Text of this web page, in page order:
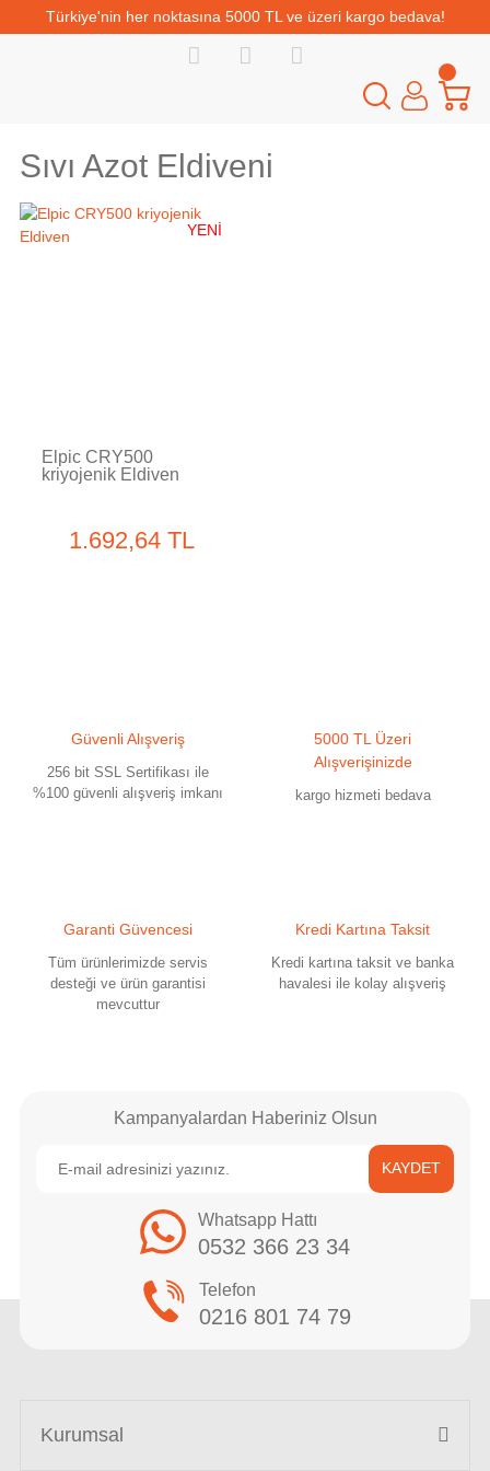
Türkiye'nin her noktasına 5000 TL ve üzeri kargo bedava!
Sıvı Azot Eldiveni
YENİ
Elpic CRY500
kriyojenik Eldiven
1.692,64 TL
Güvenli Alışveriş
256 bit SSL Sertifikası ile
%100 güvenli alışveriş imkanı
5000 TL Üzeri
Alışverişinizde
kargo hizmeti bedava
Garanti Güvencesi
Tüm ürünlerimizde servis
desteği ve ürün garantisi
mevcuttur
Kredi Kartına Taksit
Kredi kartına taksit ve banka
havalesi ile kolay alışveriş
Kampanyalardan Haberiniz Olsun
KAYDET
Whatsapp Hattı
0532 366 23 34
Telefon
0216 801 74 79
Kurumsal